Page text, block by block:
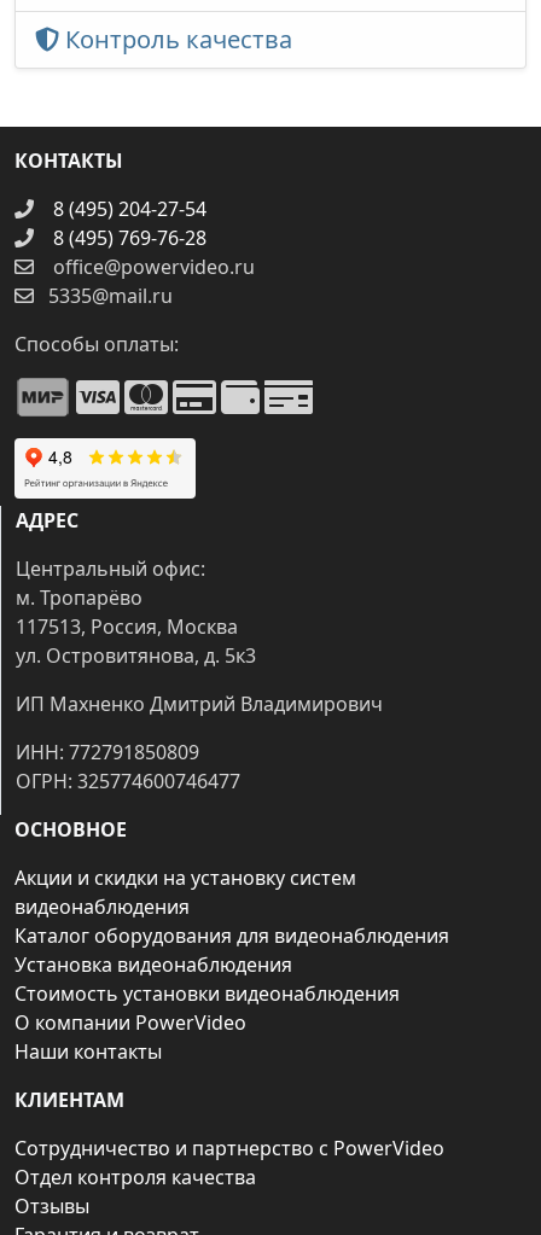
Контроль качества
КОНТАКТЫ
8 (495) 204-27-54
8 (495) 769-76-28
office@powervideo.ru
5335@mail.ru
Способы оплаты:
АДРЕС
Центральный офис:
м. Тропарёво
117513, Россия, Москва
ул. Островитянова, д. 5к3
ИП Махненко Дмитрий Владимирович
ИНН: 772791850809
ОГРН: 325774600746477
ОСНОВНОЕ
Акции и скидки на установку систем
видеонаблюдения
Каталог оборудования для видеонаблюдения
Установка видеонаблюдения
Стоимость установки видеонаблюдения
О компании PowerVideo
Наши контакты
КЛИЕНТАМ
Сотрудничество и партнерство с PowerVideo
Отдел контроля качества
Отзывы